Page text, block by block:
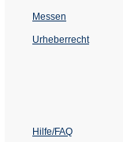
Messen
Urheberrecht
Hilfe/FAQ